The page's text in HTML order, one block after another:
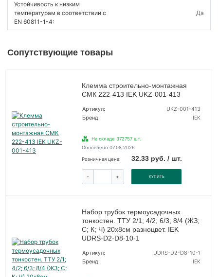
Устойчивость к низким
температурам в соответствии с
EN 60811-1-4:
Да
Сопутствующие товары
Клемма строительно-монтажная
СМК 222-413 IEK UKZ-001-413
Артикул:
UKZ-001-413
Бренд:
IEK
На складе 372757 шт.
Обновлено 07.08.2026
Розничная цена: 32.33 руб. / шт.
- + КУПИТЬ
Набор трубок термоусадочных
тонкостен. ТТУ 2/1; 4/2; 6/3; 8/4 (ЖЗ;
С; К; Ч) 20х8см разноцвет. IEK
UDRS-D2-D8-10-1
Артикул:
UDRS-D2-D8-10-1
Бренд:
IEK